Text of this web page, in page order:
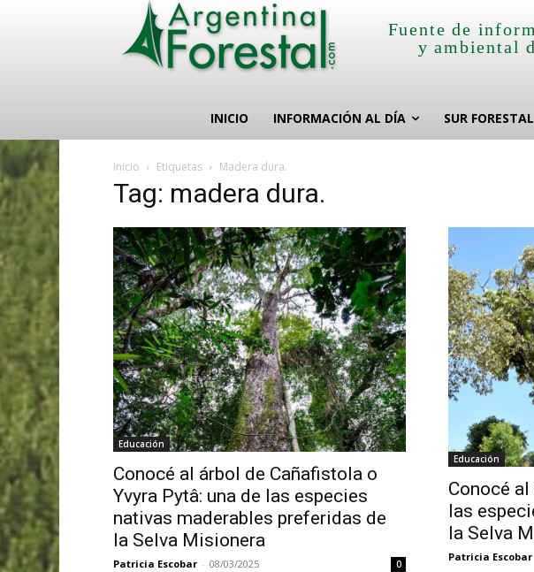
Fuente de
y ambiental
INICIO INFORMACIÓN AL DÍA SUR FORESTAL
Inicio Etiquetas Madera dura.
Tag: madera dura.
Educación
Conocé al árbol de Cañafistola o
Yvyra Pytâ: una de las especies
nativas maderables preferidas de
la Selva Misionera
Patricia Escobar - 08/03/2025 0
Educación
Conocé
las
la Selva
Patricia Escobar